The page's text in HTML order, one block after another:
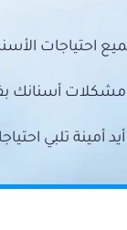
احتياجات
مشكلات أسنانك
تلبي